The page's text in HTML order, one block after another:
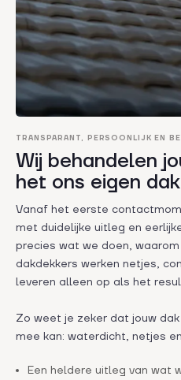
TRANSPARANT, PERSOONLIJK EN
Wij behandelen
het ons eigen
Vanaf het eerste
met duidelijke uitleg en
precies wat we doen,
dakdekkers werken netjes,
leveren alleen op als het
Zo weet je zeker dat jouw
mee kan: waterdicht, netjes
Een heldere uitleg van wat